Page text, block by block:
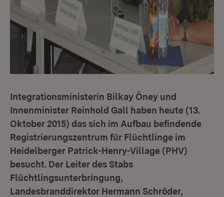
Integrationsministerin Bilkay Öney und
Innenminister Reinhold Gall haben heute (13.
Oktober 2015) das sich im Aufbau befindende
Registrierungszentrum für Flüchtlinge im
Heidelberger Patrick-Henry-Village (PHV)
besucht. Der Leiter des Stabs
Flüchtlingsunterbringung,
Landesbranddirektor Hermann Schröder,